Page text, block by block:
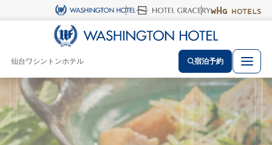
仙台ワシントンホテル 宿泊予約